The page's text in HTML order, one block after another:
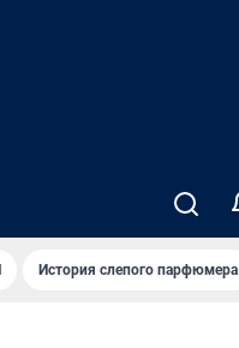
История слепого парфюмера